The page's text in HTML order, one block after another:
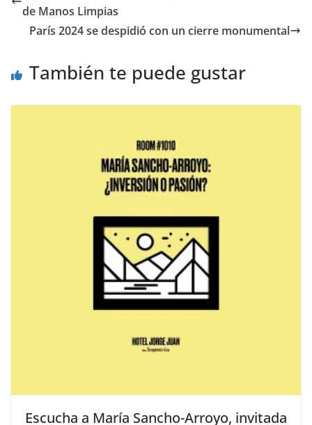
de Manos Limpias
París 2024 se despidió con un cierre monumental
También te puede gustar
​Escucha a María Sancho-Arroyo, invitada